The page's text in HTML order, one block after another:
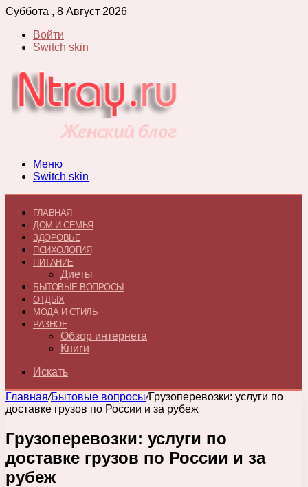
Суббота , 8 Август 2026
Войти
Switch skin
Меню
Switch skin
ГЛАВНАЯ
ДОМ И СЕМЬЯ
ЗДОРОВЬЕ
ПСИХОЛОГИЯ
ПИТАНИЕ
Диеты
БЫТОВЫЕ ВОПРОСЫ
ОТДЫХ
МОДА И СТИЛЬ
РАЗНОЕ
Обзор интернета
Книги
Искать
Главная/Бытовые вопросы/Грузоперевозки: услуги по
доставке грузов по России и за рубеж
Грузоперевозки: услуги по
доставке грузов по России и за
рубеж